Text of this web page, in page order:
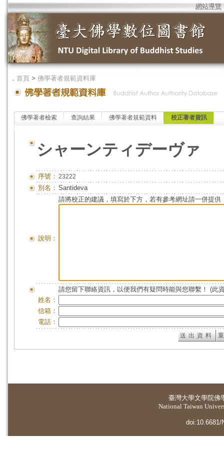
網站導覽
． 首頁 > 佛學著者規範資料庫
佛學著者檢索 查詢結果 佛學著者規範資料 校正著者資訊
シャーンティデーヴァ
序號： 23222
別名： Santideva
說明：
請將校正的建議，填寫於下方，若有參考網址請一併提供
請您留下聯絡資訊，以便我們有疑問時能與您聯繫！ (此
姓名：
信箱：
電話：
臺灣大學文學院佛
National Taiwan
doi:10.6681/